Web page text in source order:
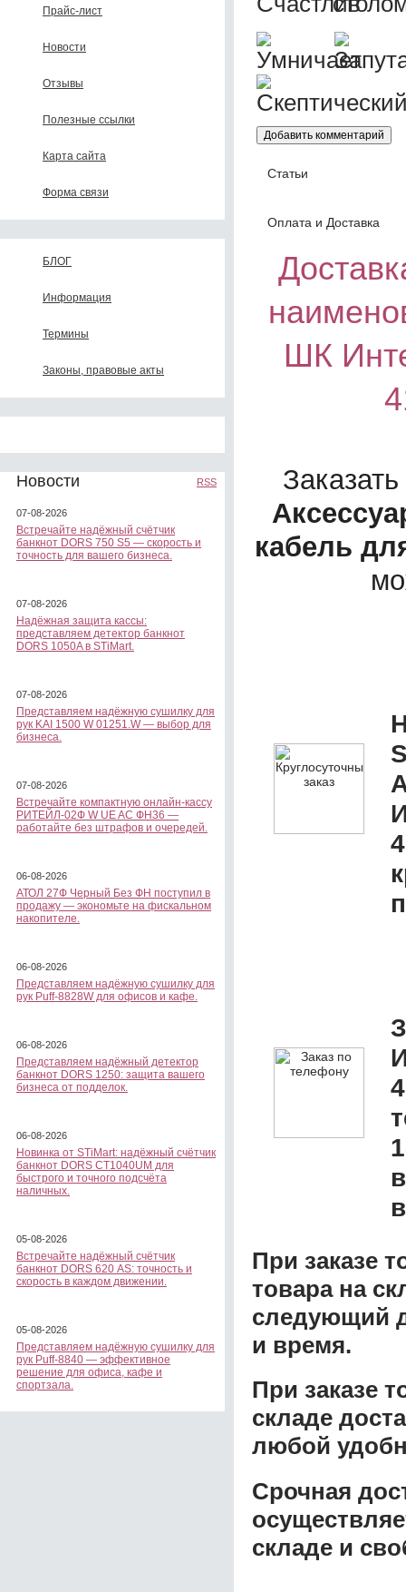
Прайс-лист
Новости
Отзывы
Полезные ссылки
Карта сайта
Форма связи
БЛОГ
Информация
Термины
Законы, правовые акты
Новости RSS
07-08-2026
Встречайте надёжный счётчик
банкнот DORS 750 S5 — скорость и
точность для вашего бизнеса.
07-08-2026
Надёжная защита кассы:
представляем детектор банкнот
DORS 1050A в STiMart.
07-08-2026
Представляем надёжную сушилку для
рук KAI 1500 W 01251.W — выбор для
бизнеса.
07-08-2026
Встречайте компактную онлайн-кассу
РИТЕЙЛ-02Ф W UE AC ФН36 —
работайте без штрафов и очередей.
06-08-2026
АТОЛ 27Ф Черный Без ФН поступил в
продажу — экономьте на фискальном
накопителе.
06-08-2026
Представляем надёжную сушилку для
рук Puff-8828W для офисов и кафе.
06-08-2026
Представляем надёжный детектор
банкнот DORS 1250: защита вашего
бизнеса от подделок.
06-08-2026
Новинка от STiMart: надёжный счётчик
банкнот DORS CT1040UM для
быстрого и точного подсчёта
наличных.
05-08-2026
Встречайте надёжный счётчик
банкнот DORS 620 АS: точность и
скорость в каждом движении.
05-08-2026
Представляем надёжную сушилку для
рук Puff-8840 — эффективное
решение для офиса, кафе и
спортзала.
Статьи
Оплата и Доставка
ШК
кабель
При заказе
товара на
следующий
и время.
При заказе
складе
любой
Срочная
складе и